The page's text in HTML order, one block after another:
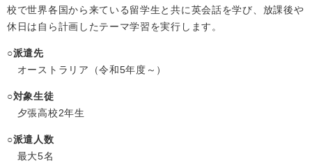
校で世界各国から来ている留学生と共に英会話を学び、放課後や
休日は自ら計画したテーマ学習を実行します。
○派遣先
オーストラリア（令和5年度～）
○対象生徒
夕張高校2年生
○派遣人数
最大5名